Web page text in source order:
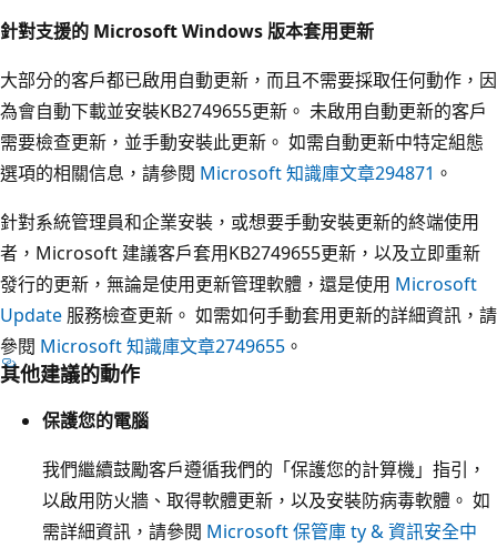
針對支援的 Microsoft Windows 版本套用更新
大部分的客戶都已啟用自動更新，而且不需要採取任何動作，因
為會自動下載並安裝KB2749655更新。 未啟用自動更新的客戶
需要檢查更新，並手動安裝此更新。 如需自動更新中特定組態
選項的相關信息，請參閱 Microsoft 知識庫文章294871 。
針對系統管理員和企業安裝，或想要手動安裝更新的終端使用
者，Microsoft 建議客戶套用KB2749655更新，以及立即重新
發行的更新，無論是使用更新管理軟體，還是使用 Microsoft
Update 服務檢查更新。 如需如何手動套用更新的詳細資訊，請
參閱 Microsoft 知識庫文章2749655 。
其他建議的動作
保護您的電腦
我們繼續鼓勵客戶遵循我們的「保護您的計算機」指引，
以啟用防火牆、取得軟體更新，以及安裝防病毒軟體。 如
需詳細資訊，請參閱 Microsoft 保管庫 ty & 資訊安全中